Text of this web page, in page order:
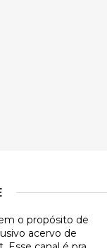
o propósito de
acervo de